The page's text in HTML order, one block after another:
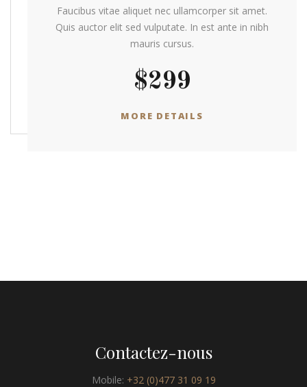
Faucibus vitae aliquet nec ullamcorper sit amet.
Quis auctor elit sed vulputate. In est ante in nibh
mauris cursus.
$299
MORE DETAILS
Contactez-nous
Mobile: +32 (0)477 31 09 19